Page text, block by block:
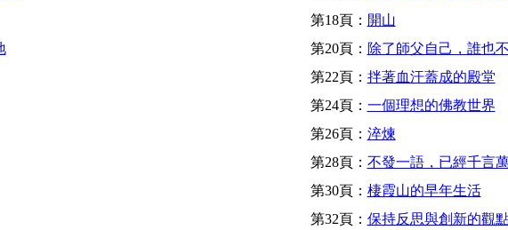
第18頁： 開山
第20頁： 除了師父自己，誰也
第22頁： 拌著血汗蓋成的殿堂
第24頁： 一個理想的佛教世界
第26頁： 淬煉
第28頁： 不發一語，已經千言
第30頁： 棲霞山的早年生活
第32頁： 保持反思與創新的觀